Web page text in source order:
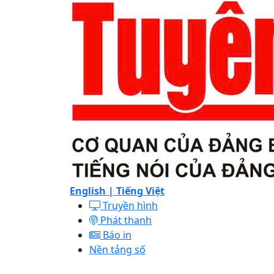
English | Tiếng Việt
Truyền hình
Phát thanh
Báo in
Nền tảng số